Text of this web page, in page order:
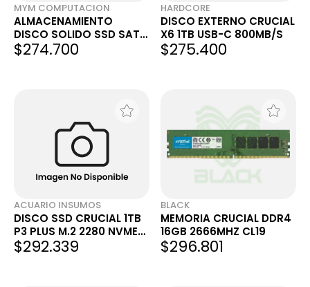
MYM COMPUTACION
ALMACENAMIENTO
DISCO SOLIDO SSD SATA
CRUCIAL 1TB BX500
$274.700
HARDCORE
DISCO EXTERNO CRUCIAL
X6 1TB USB-C 800MB/S
$275.400
ACUARIO INSUMOS
DISCO SSD CRUCIAL 1TB
P3 PLUS M.2 2280 NVME
GEN 4 X4 5000MBS
$292.339
BLACK
MEMORIA CRUCIAL DDR4
16GB 2666MHZ CL19
$296.801